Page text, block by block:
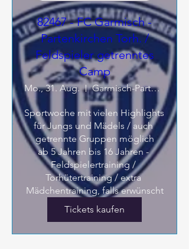
82467 - FC Garmisch -
Partenkirchen Torh. /
Feldspieler getrenntes
Camp
Mo., 31. Aug. Garmisch-Partenkirchen
Sportwoche mit vielen Highlights
für Jungs und Mädels / auch
getrennte Gruppen möglich
ab 5 Jahren bis 16 Jahren -
Feldspielertraining /
Torhütertraining / extra
Mädchentraining, falls erwünscht
Tickets kaufen